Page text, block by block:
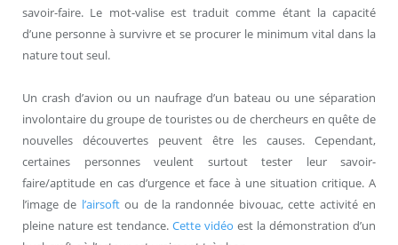
savoir-faire. Le mot-valise est traduit comme étant la capacité
d’une personne à survivre et se procurer le minimum vital dans la
nature tout seul.
Un crash d’avion ou un naufrage d’un bateau ou une séparation
involontaire du groupe de touristes ou de chercheurs en quête de
nouvelles découvertes peuvent être les causes. Cependant,
certaines personnes veulent surtout tester leur savoir-
faire/aptitude en cas d’urgence et face à une situation critique. A
l’image de l’airsoftou de la randonnée bivouac, cette activité en
pleine nature est tendance. Cette vidéo est la démonstration d’un